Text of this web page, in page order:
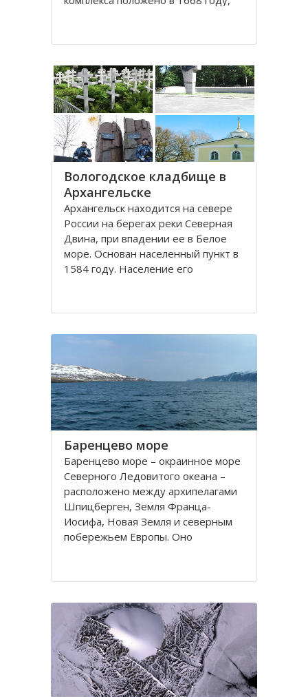
себе две функции: торговую и
Архангельск на тот момент являлся
крупным
Вологодское кладбище в
Архангельске
Архангельск находится на севере
России на берегах реки Северная
Двина, при впадении ее в Белое
море. Основан населенный пункт в
1584 году. Население его
порт. На территории города, в
расположено Вологодское
Баренцево море
Баренцево море – окраинное море
Северного Ледовитого океана –
расположено между архипелагами
Шпицберген, Земля Франца-
Иосифа, Новая Земля и северным
побережьем Европы. Оно
поверхности составляет 1424
Вмещает 282